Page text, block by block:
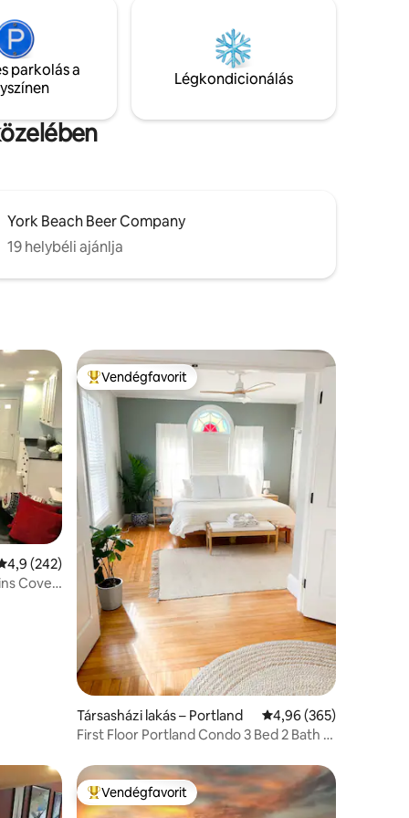
a vízre.
kenyérpirítóval és kávéfőzővel felszerelt
teakonyhával rendelkezik. Korlátozott
kilátás a mocsárra a privát szabadtéri
térről, ahol van hely a grillezéshez és a
parkolás a
Légkondicionálás
York Beach Beer Company
19 helybéli ajánlja
értékelés: 5/4,9, 242 vélemény
4,9 (242)
Cove-
Kiemelt vendégfavorit
Vendégfavorit
Társasházi lakás – Portland Átlagos értékelés: 5/
4,96 (365)
First Floor Portland Condo 3 Bed 2 Bath +
Kiemelt vendégfavorit
Vendégfavorit